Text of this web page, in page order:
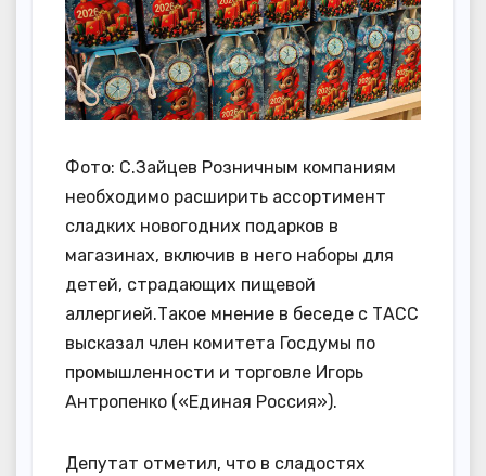
Фото: С.Зайцев Розничным компаниям
необходимо расширить ассортимент
сладких новогодних подарков в
магазинах, включив в него наборы для
детей, страдающих пищевой
аллергией.Такое мнение в беседе с ТАСС
высказал член комитета Госдумы по
промышленности и торговле Игорь
Антропенко («Единая Россия»).
Депутат отметил, что в сладостях